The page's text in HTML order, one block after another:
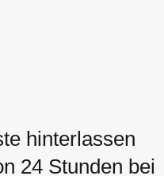
hinterlassen
24 Stunden bei